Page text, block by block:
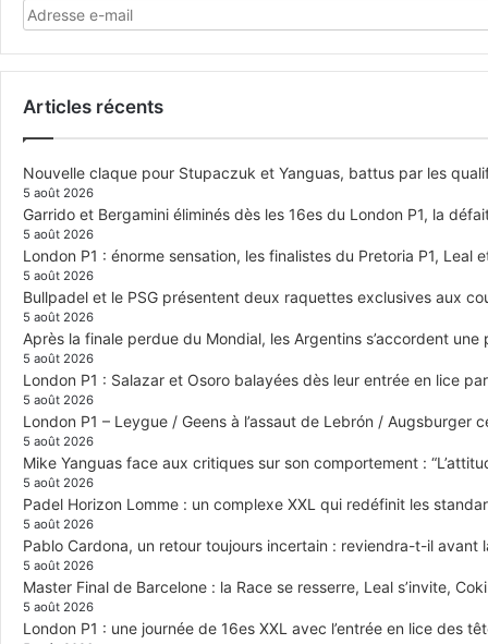
Articles récents
Nouvelle claque pour Stupaczuk et Yanguas, battus par les
5 août 2026
Garrido et Bergamini éliminés dès les 16es du London P1, la
5 août 2026
London P1 : énorme sensation, les finalistes du Pretoria P1, Leal
5 août 2026
Bullpadel et le PSG présentent deux raquettes exclusives aux
5 août 2026
Après la finale perdue du Mondial, les Argentins s’accordent
5 août 2026
London P1 : Salazar et Osoro balayées dès leur entrée en lice
5 août 2026
London P1 – Leygue / Geens à l’assaut de Lebrón / Augsburger
5 août 2026
Mike Yanguas face aux critiques sur son comportement :
5 août 2026
Padel Horizon Lomme : un complexe XXL qui redéfinit les
5 août 2026
Pablo Cardona, un retour toujours incertain : reviendra-t-il avant
5 août 2026
Master Final de Barcelone : la Race se resserre, Leal s’invite,
5 août 2026
London P1 : une journée de 16es XXL avec l’entrée en lice des